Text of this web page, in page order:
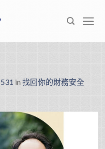
in 找回你的財務安全